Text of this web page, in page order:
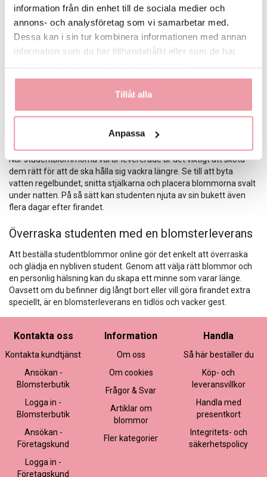
information från din enhet till de sociala medier och
annons- och analysföretag som vi samarbetar med.
Dessa kan i sin tur kombinera informationen med annan
information som du har tillhandahållit eller som de har
Tillåt alla
Anpassa
med blå, rosa och lila blommor kan skapa en lekfull och livlig
effekt. Att välja rätt färger kan förhöja firandets tema.
Alternativa blomstergåvor
med andra blommiga alternativ, såsom blomsterkransar,
dekorativa blomsterarrangemang eller en liten krukväxt som
minne av studentdagen. Dessa alternativ ger en personlig touch
och kan även bli en fin inredningsdetalj.
Tips för att hålla blommorna fräscha längre
När studentblommorna väl är levererade är det viktigt att sköta
dem rätt för att de ska hålla sig vackra längre. Se till att byta
vatten regelbundet, snitta stjälkarna och placera blommorna svalt
under natten. På så sätt kan studenten njuta av sin bukett även
flera dagar efter firandet.
Överraska studenten med en blomsterleverans
Att beställa studentblommor online gör det enkelt att överraska
och glädja en nybliven student. Genom att välja rätt blommor och
en personlig hälsning kan du skapa ett minne som varar länge.
Oavsett om du befinner dig långt bort eller vill göra firandet extra
speciellt, är en blomsterleverans en tidlös och vacker gest.
Kontakta oss
Kontakta kundtjänst
Ansökan -
Blomsterbutik
Logga in -
Blomsterbutik
Ansökan -
Företagskund
Logga in -
Företagskund
Information
Om oss
Om cookies
Frågor & Svar
Artiklar om
blommor
Fler kategorier
Handla
Så här beställer du
Köp- och
leveransvillkor
Handla med
presentkort
Integritets- och
säkerhetspolicy